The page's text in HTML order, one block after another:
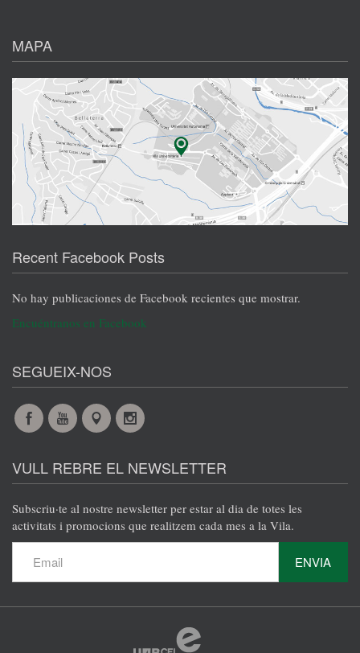
MAPA
Recent Facebook Posts
No hay publicaciones de Facebook recientes que mostrar.
Encuéntranos en Facebook
SEGUEIX-NOS
FacebookYouTubeMapsInstagram
VULL REBRE EL NEWSLETTER
Subscriu·te al nostre newsletter per estar al dia de totes les
activitats i promocions que realitzem cada mes a la Vila.
ENVIA